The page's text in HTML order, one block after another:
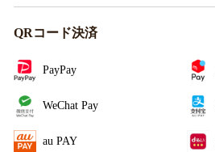
QRコード決済
PayPay
WeChat Pay
au PAY